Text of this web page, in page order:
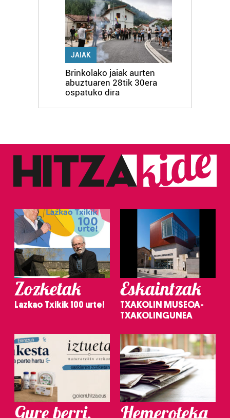
JAIAK
Brinkolako jaiak aurten
abuztuaren 28tik 30era
ospatuko dira
Zozketak
Lazkao Txikik 100 urte!
Eskaintzak
TXAKOLIN MUSEOA-
TXAKOLINGUNEA
Gure berri. Hemeroteka